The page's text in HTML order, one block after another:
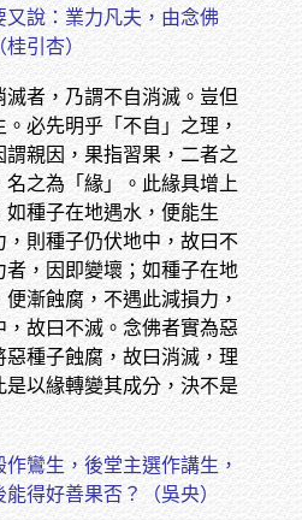
又說：業力凡夫，由念佛
引杏）
滅者，乃謂不自消滅。豈但
必先明乎「不自」之理，
謂親因，果指習果，二者之
名之為「緣」。此緣具增上
如種子在地遇水，便能生
，則種子仍伏地中，故曰不
者，因即變壞；如種子在地
漸蝕腐，不遇此減損力，
，故曰不滅。念佛者實為惡
惡種子蝕腐，故曰消滅，理
是以緣轉變其成分，決不是
作鸞生，後堂主選作講生，
得好善果否？（吳央）